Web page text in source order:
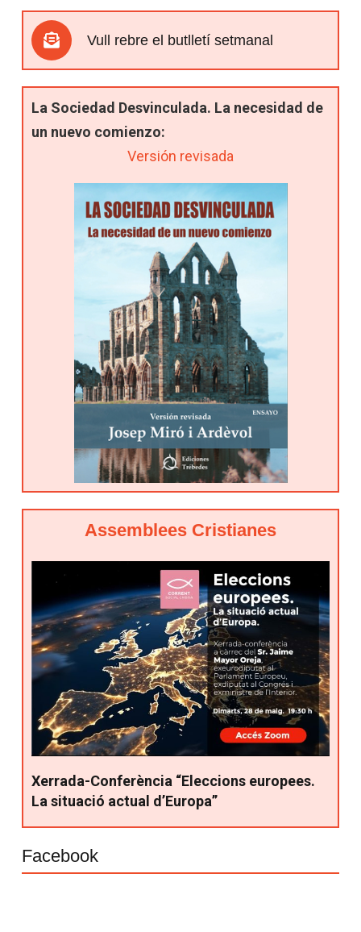
Vull rebre el butlletí setmanal
La Sociedad Desvinculada. La necesidad de
un nuevo comienzo:
Versión revisada
Assemblees Cristianes
Xerrada-Conferència “Eleccions europees.
La situació actual d’Europa”
Facebook